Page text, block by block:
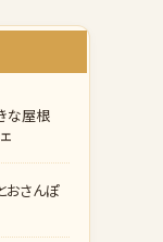
な屋根
おさんぽ